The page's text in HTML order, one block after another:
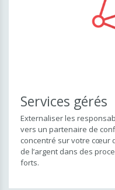
Centrale téléphonique
Services gérés
Externaliser les
vers un partenaire de
concentré sur votre cœur
de l’argent dans des
forts.